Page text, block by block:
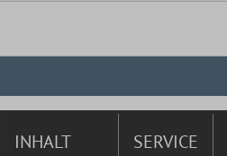
INHALT SERVICE